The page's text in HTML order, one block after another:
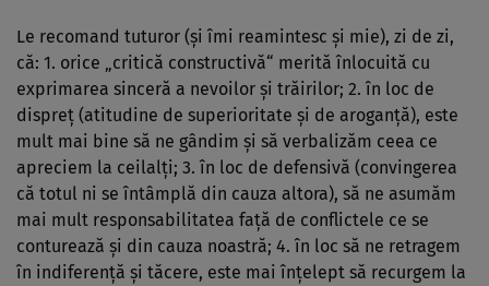
Le recomand tuturor (şi îmi reamintesc şi mie), zi de zi,
că: 1. orice „critică constructivă“ merită înlocuită cu
exprimarea sinceră a nevoilor şi trăirilor; 2. în loc de
dispreţ (atitudine de superioritate şi de aroganţă), este
mult mai bine să ne gândim şi să verbalizăm ceea ce
apreciem la ceilalţi; 3. în loc de defensivă (convingerea
că totul ni se întâmplă din cauza altora), să ne asumăm
mai mult responsabilitatea faţă de conflictele ce se
conturează şi din cauza noastră; 4. în loc să ne retragem
în indiferenţă şi tăcere, este mai înţelept să recurgem la